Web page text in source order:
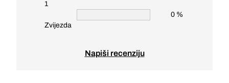
1
Zvijezda
0 %
Napiši recenziju